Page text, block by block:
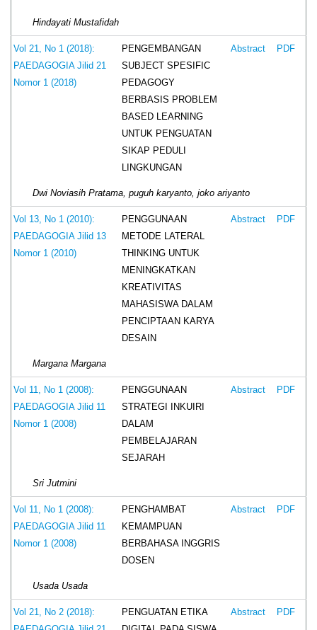
Hindayati Mustafidah
Vol 21, No 1 (2018):
PAEDAGOGIA Jilid 21
Nomor 1 (2018)
PENGEMBANGAN
SUBJECT SPESIFIC
PEDAGOGY
BERBASIS PROBLEM
BASED LEARNING
UNTUK PENGUATAN
SIKAP PEDULI
LINGKUNGAN
Abstract PDF
Dwi Noviasih Pratama, puguh karyanto, joko ariyanto
Vol 13, No 1 (2010):
PAEDAGOGIA Jilid 13
Nomor 1 (2010)
PENGGUNAAN
METODE LATERAL
THINKING UNTUK
MENINGKATKAN
KREATIVITAS
MAHASISWA DALAM
PENCIPTAAN KARYA
DESAIN
Abstract PDF
Margana Margana
Vol 11, No 1 (2008):
PAEDAGOGIA Jilid 11
Nomor 1 (2008)
PENGGUNAAN
STRATEGI INKUIRI
DALAM
PEMBELAJARAN
SEJARAH
Abstract PDF
Sri Jutmini
Vol 11, No 1 (2008):
PAEDAGOGIA Jilid 11
Nomor 1 (2008)
PENGHAMBAT
KEMAMPUAN
BERBAHASA INGGRIS
DOSEN
Abstract PDF
Usada Usada
Vol 21, No 2 (2018):
PENGUATAN ETIKA
Abstract PDF